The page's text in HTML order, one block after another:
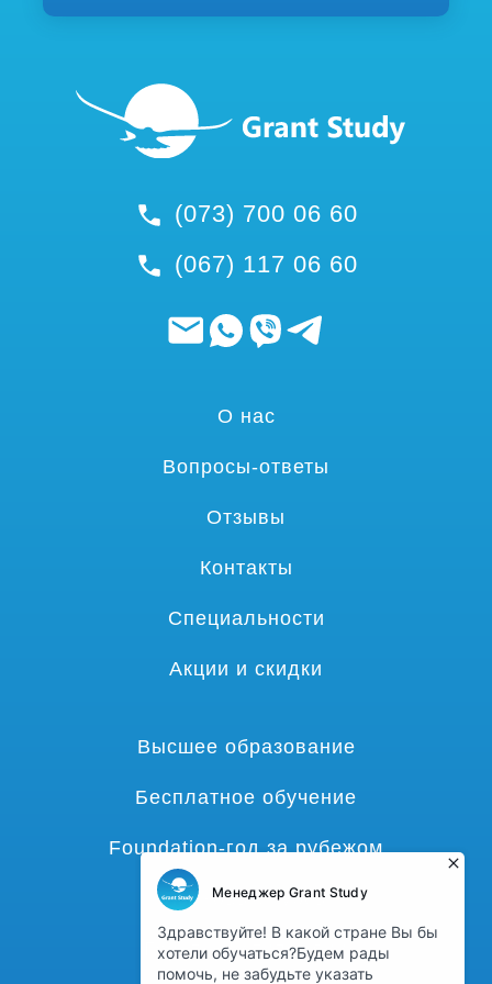
(073) 700 06 60
(067) 117 06 60
О нас
Вопросы-ответы
Отзывы
Контакты
Специальности
Акции и скидки
Высшее образование
Бесплатное обучение
Foundation-год за рубежом
Языковые курсы
Гранты и стипендии